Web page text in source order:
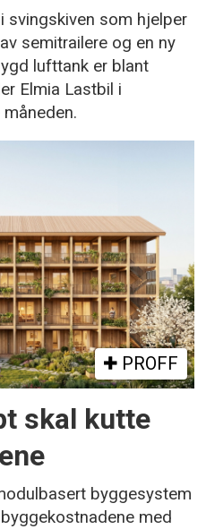
svingskiven som hjelper
semitrailere og en ny
lufttank er blant
Elmia Lastbil i
PROFF
skal kutte
byggesystem
med